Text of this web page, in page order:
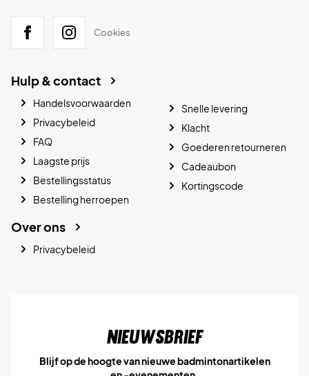
Cookies
Hulp & contact
Handelsvoorwaarden
Privacybeleid
FAQ
Laagste prijs
Bestellingsstatus
Bestelling herroepen
Snelle levering
Klacht
Goederen retourneren
Cadeaubon
Kortingscode
Over ons
Privacybeleid
Nieuwsbrief
Blijf op de hoogte van nieuwe badmintonartikelen